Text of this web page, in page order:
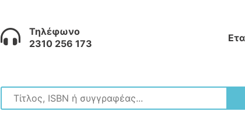
Τηλέφωνο
2310 256 173